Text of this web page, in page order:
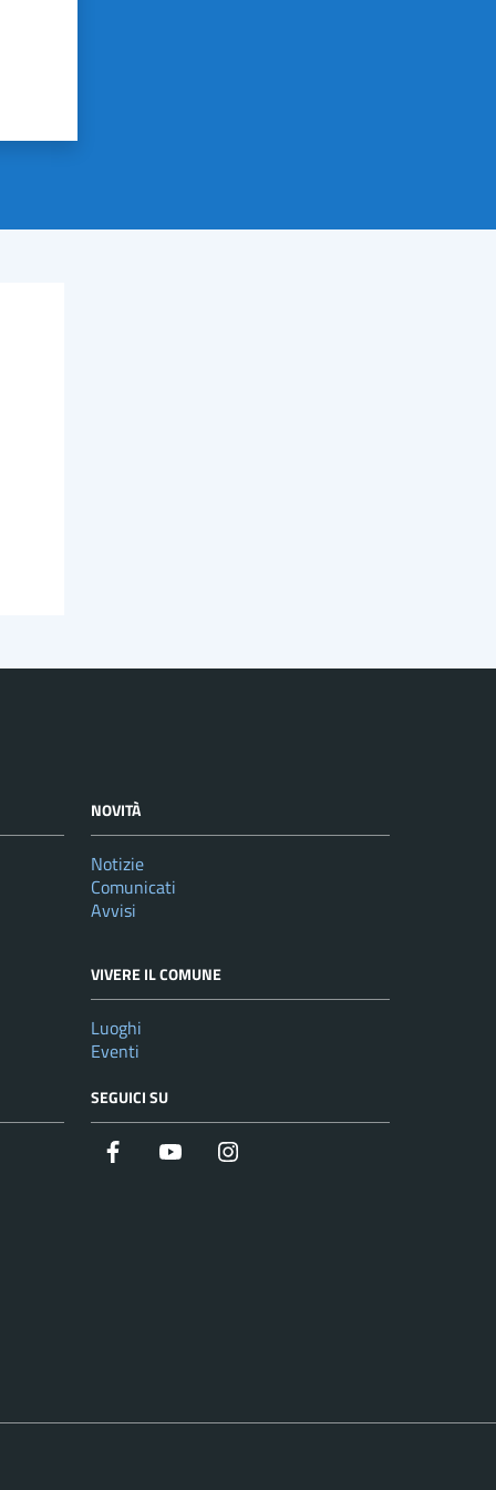
NOVITÀ
Notizie
Comunicati
Avvisi
VIVERE IL COMUNE
Luoghi
Eventi
SEGUICI SU
Facebook YouTube